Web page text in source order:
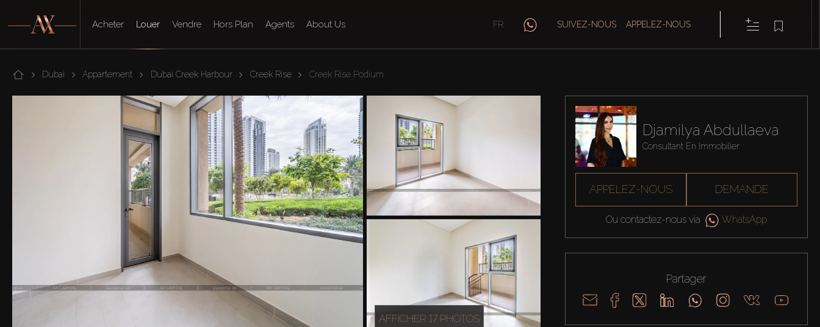
Acheter Louer Vendre Hors Plan Agents About Us FR SUIVEZ-NOUS APPELEZ-NOUS
Dubai Appartement Dubai Creek Harbour Creek Rise Creek Rise Podium
AFFICHER 17 PHOTOS
Djamilya Abdullaeva
Consultant En Immobilier
APPELEZ-NOUS DEMANDE
Ou contactez-nous via WhatsApp
Partager